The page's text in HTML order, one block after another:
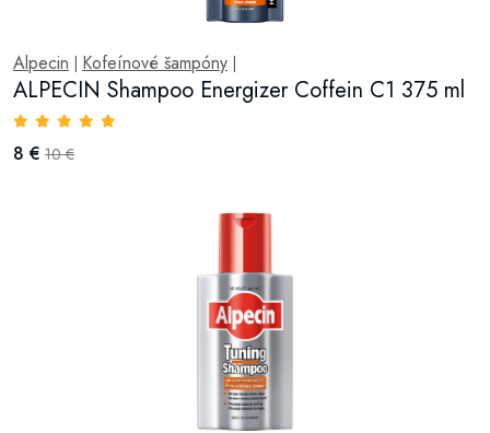
Alpecin Kofeínové šampóny
ALPECIN Shampoo Energizer Coffein C1 375 ml
8 € 10 €